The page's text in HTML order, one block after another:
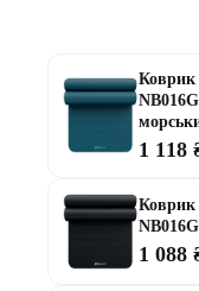
Коврик
1 118
Коврик
1 088